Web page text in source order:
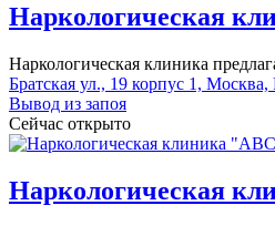
Наркологическая
Наркологическая клиника
Братская ул., 19 корпус 1, Москва,
Вывод из запоя
Сейчас открыто
Наркологическая